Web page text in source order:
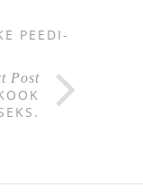
PEEDI-
Post